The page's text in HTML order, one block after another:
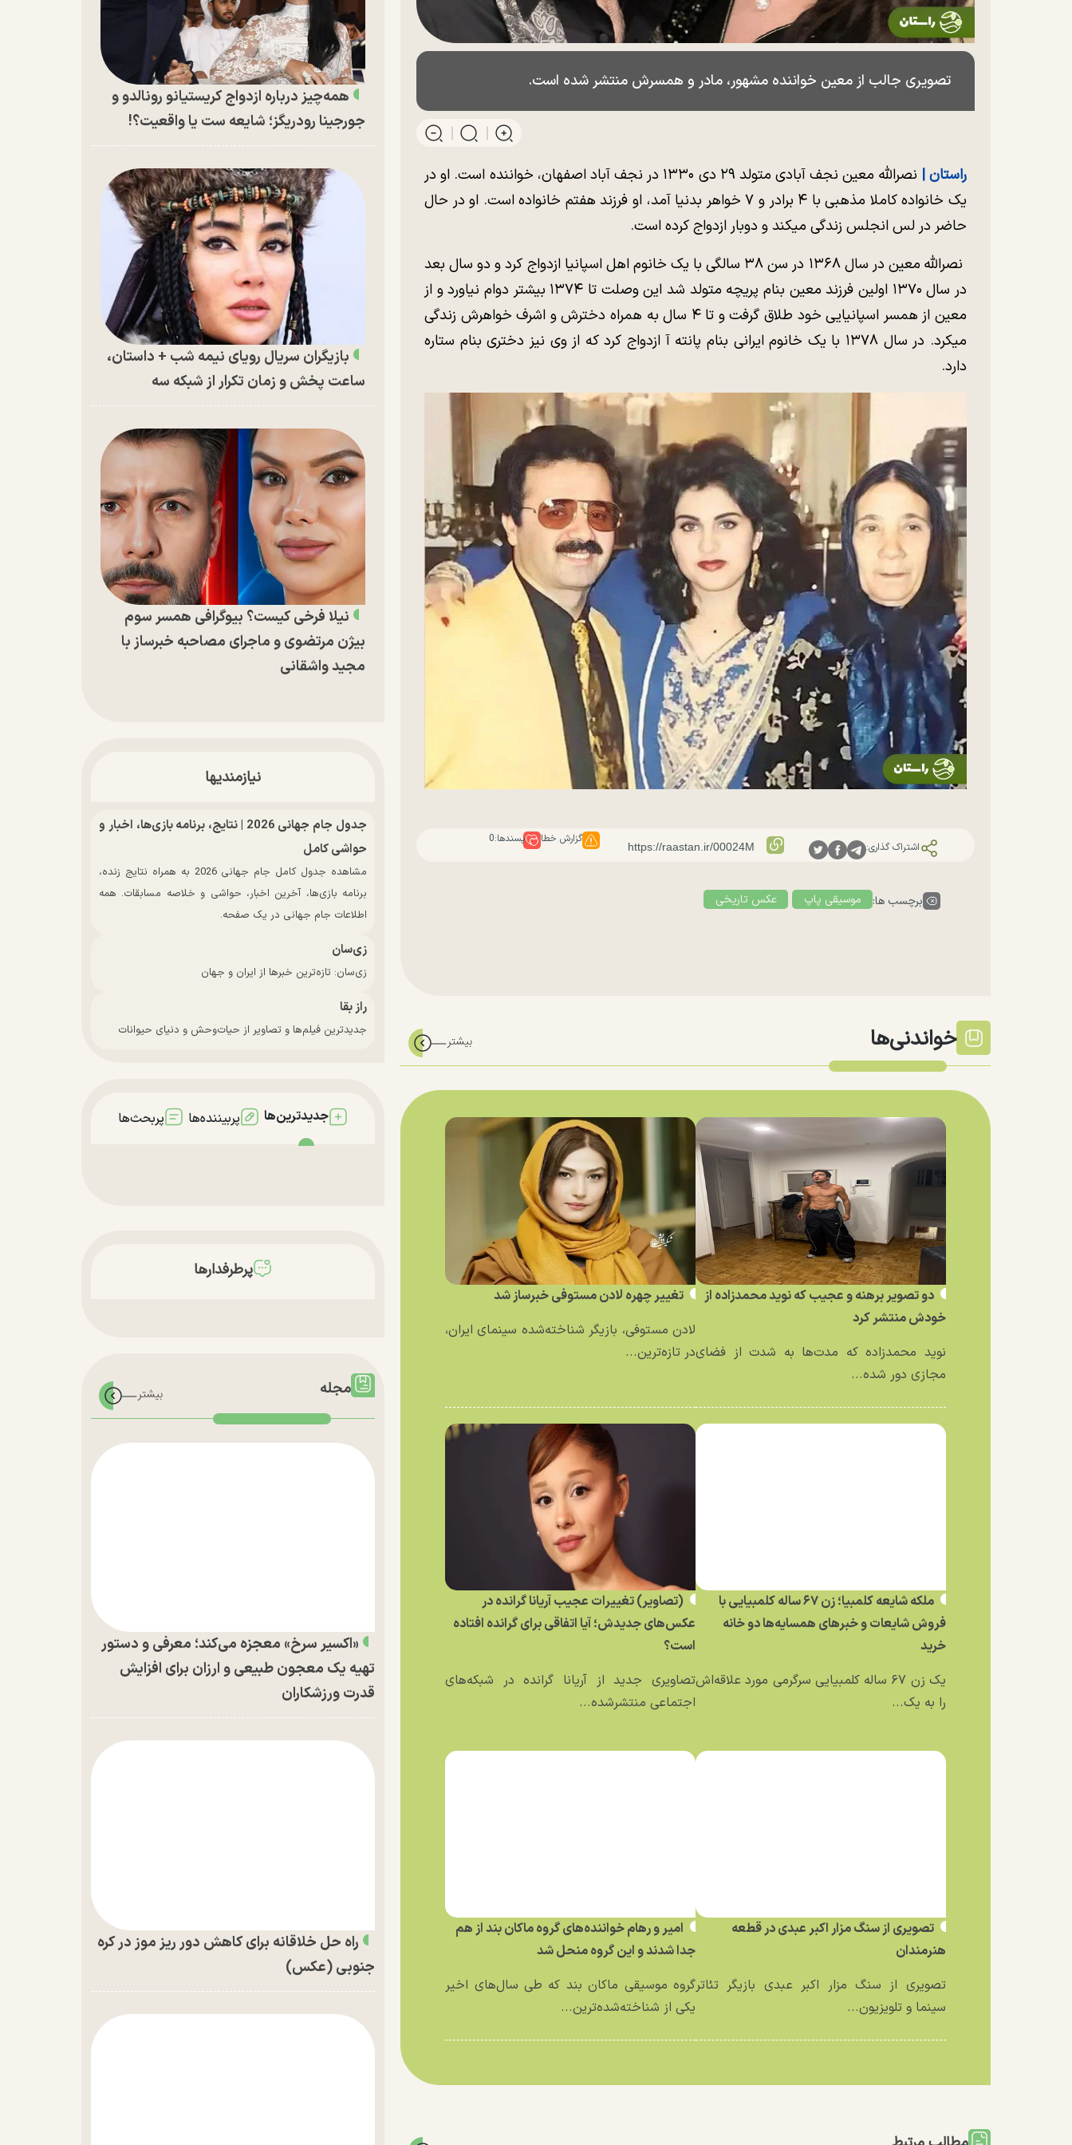
تصویری جالب از معین خواننده مشهور، مادر و همسرش منتشر شده است.
راستان |
نصرالله معین نجف‌ آبادی متولد ۲۹ دی ۱۳۳۰ در نجف آباد اصفهان، خواننده است. او در
یک خانواده کاملا مذهبی با ۴ برادر و ۷ خواهر بدنیا آمد، او فرزند هفتم خانواده است. او در حال
حاضر در لس انجلس زندگی میکند و دوبار ازدواج کرده است.
نصرالله معین در سال ۱۳۶۸ در سن ۳۸ سالگی با یک خانوم اهل اسپانیا ازدواج کرد و دو سال بعد
در سال ۱۳۷۰ اولین فرزند معین بنام پریچه متولد شد این وصلت تا ۱۳۷۴ بیشتر دوام نیاورد و از
معین از همسر اسپانیایی خود طلاق گرفت و تا ۴ سال به همراه دخترش و اشرف خواهرش زندگی
میکرد. در سال ۱۳۷۸ با یک خانوم ایرانی بنام پانته آ ازدواج کرد که از وی نیز دختری بنام ستاره
دارد.
اشتراک گذاری:
گزارش خطا پسندها:0
برچسب ها: موسیقی پاپ عکس تاریخی
خواندنی‌ها
دو تصویر برهنه و عجیب که نوید محمدزاده از
خودش منتشر کرد
نوید محمدزاده که مدت‌ها به شدت از فضای
مجازی دور شده...
تغییر چهره لادن مستوفی خبرساز شد
لادن مستوفی، بازیگر شناخته‌شده سینمای ایران،
در تازه‌ترین...
ملکه شایعه کلمبیا؛ زن ۶۷ ساله کلمبیایی با
فروش شایعات و خبر‌های همسایه‌ها دو خانه
خرید
یک زن ۶۷ ساله کلمبیایی سرگرمی مورد علاقه‌اش
را به یک...
(تصاویر) تغییرات عجیب آریانا گرانده در
عکس‌های جدیدش؛ آیا اتفاقی برای گرانده افتاده
است؟
تصاویری جدید از آریانا گرانده در شبکه‌های
اجتماعی منتشرشده...
تصویری از سنگ مزار اکبر عبدی در قطعه
هنرمندان
تصویری از سنگ مزار اکبر عبدی بازیگر تئاتر
سینما و تلویزیون...
امیر و رهام خواننده‌های گروه ماکان بند از هم
جدا شدند و این گروه منحل شد
گروه موسیقی ماکان بند که طی سال‌های اخیر
یکی از شناخته‌شده‌ترین...
همه‌چیز درباره ازدواج کریستیانو رونالدو و
جورجینا رودریگز؛ شایعه ست یا واقعیت؟!
بازیگران سریال رویای نیمه شب + داستان،
ساعت پخش و زمان تکرار از شبکه سه
نیلا فرخی کیست؟ بیوگرافی همسر سوم
بیژن مرتضوی و ماجرای مصاحبه خبرساز با
مجید واشقانی
نیازمندیها
جدول جام جهانی 2026 | نتایج، برنامه بازی‌ها، اخبار و
حواشی کامل
مشاهده جدول کامل جام جهانی 2026 به همراه نتایج زنده،
برنامه بازی‌ها، آخرین اخبار، حواشی و خلاصه مسابقات. همه
اطلاعات جام جهانی در یک صفحه.
زی‌سان
زی‌سان: تازه‌ترین خبرها از ایران و جهان
راز بقا
جدیدترین فیلم‌ها و تصاویر از حیات‌وحش و دنیای حیوانات
جدیدترین‌ها پربیننده‌ها پربحث‌ها
پرطرفدارها
مجله
«اکسیر سرخ» معجزه می‌کند؛ معرفی و دستور
تهیه یک معجون طبیعی و ارزان برای افزایش
قدرت ورزشکاران
راه حل خلاقانه برای کاهش دور ریز موز در کره
جنوبی (عکس)